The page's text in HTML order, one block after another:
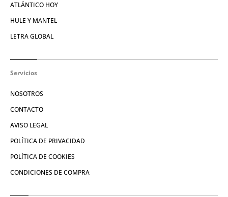
ATLÁNTICO HOY
HULE Y MANTEL
LETRA GLOBAL
Servicios
NOSOTROS
CONTACTO
AVISO LEGAL
POLÍTICA DE PRIVACIDAD
POLÍTICA DE COOKIES
CONDICIONES DE COMPRA